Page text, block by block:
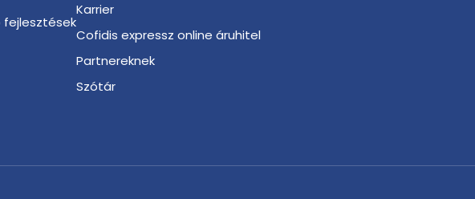
fejlesztések
Karrier
Cofidis expressz online áruhitel
Partnereknek
Szótár